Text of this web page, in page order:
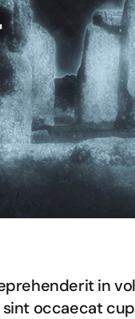
in
occaecat